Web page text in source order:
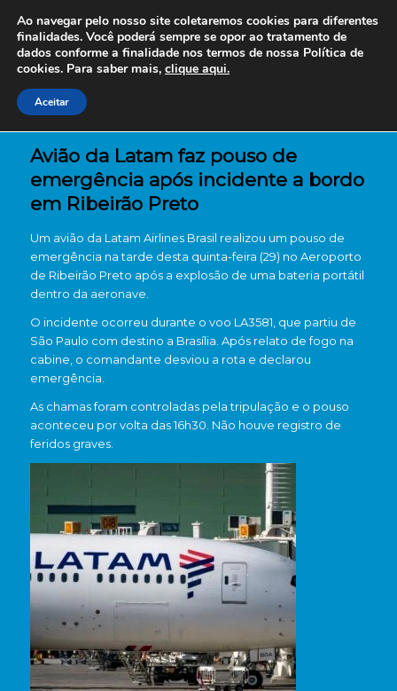
Avião da Latam faz pouso de
emergência após incidente a bordo
em Ribeirão Preto
Um avião da Latam Airlines Brasil realizou um pouso de
emergência na tarde desta quinta-feira (29) no Aeroporto
de Ribeirão Preto após a explosão de uma bateria portátil
dentro da aeronave.
O incidente ocorreu durante o voo LA3581, que partiu de
São Paulo com destino a Brasília . Após relato de fogo na
cabine, o comandante desviou a rota e declarou
emergência.
As chamas foram controladas pela tripulação e o pouso
aconteceu por volta das 16h30. Não houve registro de
feridos graves.
Ao navegar pelo nosso site coletaremos cookies para diferentes
finalidades. Você poderá sempre se opor ao tratamento de
dados conforme a finalidade nos termos de nossa Política de
cookies. Para saber mais, clique aqui.
Aceitar